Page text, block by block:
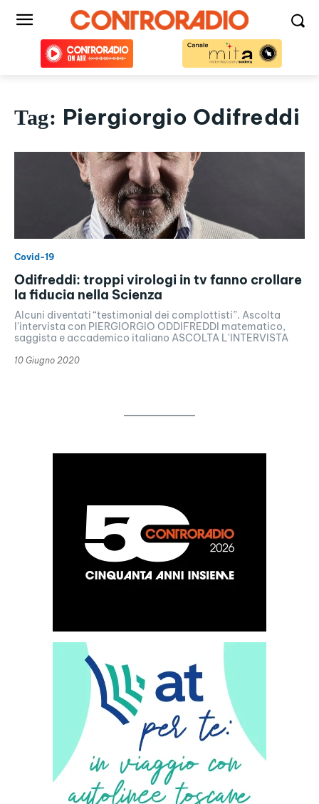
Tag: Piergiorgio Odifreddi
Covid-19
Odifreddi: troppi virologi in tv fanno crollare
la fiducia nella Scienza
Alcuni diventati “testimonial dei complottisti”. Ascolta
l'intervista con PIERGIORGIO ODDIFREDDI matematico,
saggista e accademico italiano ASCOLTA L'INTERVISTA
10 Giugno 2020